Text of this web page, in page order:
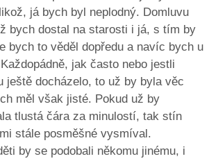
já bych byl neplodný. Domluvu
bych dostal na starosti i já, s tím by
bych to věděl dopředu a navíc bych u
jak často nebo jestli
ještě docházelo, to už by byla věc
měl však jisté. Pokud už by
tlustá čára za minulostí, tak stín
stále posměšné vysmíval.
by se podobali někomu jinému, i